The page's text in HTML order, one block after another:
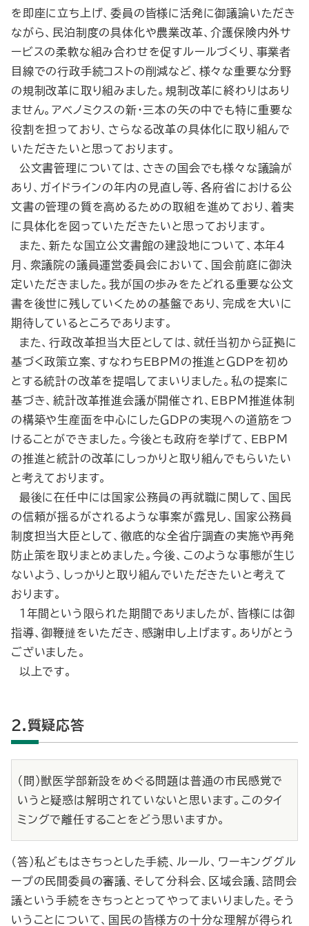
を即座に立ち上げ、委員の皆様に活発に御議論いただき
ながら、民泊制度の具体化や農業改革、介護保険内外サ
ービスの柔軟な組み合わせを促すルールづくり、事業者
目線での行政手続コストの削減など、様々な重要な分野
の規制改革に取り組みました。規制改革に終わりはあり
ません。アベノミクスの新・三本の矢の中でも特に重要な
役割を担っており、さらなる改革の具体化に取り組んで
いただきたいと思っております。
公文書管理については、さきの国会でも様々な議論が
あり、ガイドラインの年内の見直し等、各府省における公
文書の管理の質を高めるための取組を進めており、着実
に具体化を図っていただきたいと思っております。
また、新たな国立公文書館の建設地について、本年４
月、衆議院の議員運営委員会において、国会前庭に御決
定いただきました。我が国の歩みをたどれる重要な公文
書を後世に残していくための基盤であり、完成を大いに
期待しているところであります。
また、行政改革担当大臣としては、就任当初から証拠に
基づく政策立案、すなわちＥＢＰＭの推進とＧＤＰを初め
とする統計の改革を提唱してまいりました。私の提案に
基づき、統計改革推進会議が開催され、ＥＢＰＭ推進体制
の構築や生産面を中心にしたＧＤＰの実現への道筋をつ
けることができました。今後とも政府を挙げて、ＥＢＰＭ
の推進と統計の改革にしっかりと取り組んでもらいたい
と考えております。
最後に在任中には国家公務員の再就職に関して、国民
の信頼が揺るがされるような事案が露見し、国家公務員
制度担当大臣として、徹底的な全省庁調査の実施や再発
防止策を取りまとめました。今後、このような事態が生じ
ないよう、しっかりと取り組んでいただきたいと考えて
おります。
１年間という限られた期間でありましたが、皆様には御
指導、御鞭撻をいただき、感謝申し上げます。ありがとう
ございました。
以上です。
2.質疑応答
（問）獣医学部新設をめぐる問題は普通の市民感覚で
いうと疑惑は解明されていないと思います。このタイ
ミングで離任することをどう思いますか。
（答）私どもはきちっとした手続、ルール、ワーキンググル
ープの民間委員の審議、そして分科会、区域会議、諮問会
議という手続をきちっととってやってまいりました。そう
いうことについて、国民の皆様方の十分な理解が得られ